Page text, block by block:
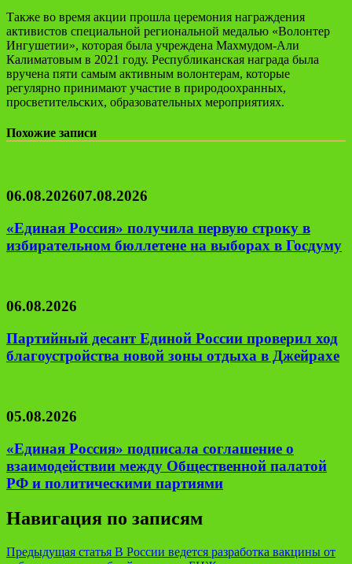
Также во время акции прошла церемония награждения
активистов специальной региональной медалью «Волонтер
Ингушетии», которая была учреждена Махмудом-Али
Калиматовым в 2021 году. Республиканская награда была
вручена пяти самым активным волонтерам, которые
регулярно принимают участие в природоохранных,
просветительских, образовательных мероприятиях.
Похожие записи
06.08.202607.08.2026
«Единая Россия» получила первую строку в
избирательном бюллетене на выборах в Госдуму
06.08.2026
Партийный десант Единой России проверил ход
благоустройства новой зоны отдыха в Джейрахе
05.08.2026
«Единая Россия» подписала соглашение о
взаимодействии между Общественной палатой
РФ и политическими партиями
Навигация по записям
Предыдущая статья В России ведется разработка вакцины от